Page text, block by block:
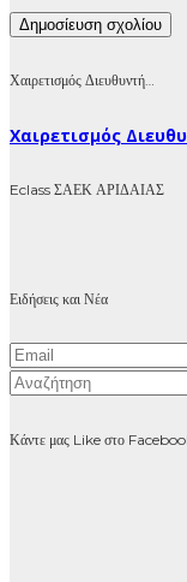
Χαιρετισμός Διευθυντή…
Χαιρετισμός
Eclass ΣΑΕΚ ΑΡΙΔΑΙΑΣ
Ειδήσεις και Νέα
Κάντε μας Like στο